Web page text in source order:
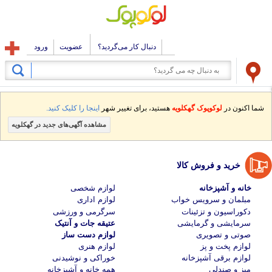
دنبال کار می‌گردید؟ عضویت ورود
شما اکنون در لوکوپوک گهکلویه هستید، برای تغییر شهر اینجا را کلیک کنید.
مشاهده آگهی‌های جدید در گهکلویه
خرید و فروش کالا
خانه و آشپزخانه
مبلمان و سرویس خواب
دکوراسیون و تزئینات
سرمایشی و گرمایشی
صوتی و تصویری
لوازم پخت و پز
لوازم برقی آشپزخانه
میز و صندلی
لوازم شخصی
لوازم اداری
سرگرمی و ورزشی
عتیقه جات و آنتیک
لوازم دست ساز
لوازم هنری
خوراکی و نوشیدنی
همه خانه و آشپزخانه